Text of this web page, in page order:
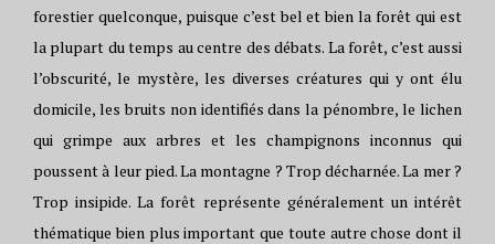
forestier quelconque, puisque c’est bel et bien la forêt qui est
la plupart du temps au centre des débats. La forêt, c’est aussi
l’obscurité, le mystère, les diverses créatures qui y ont élu
domicile, les bruits non identifiés dans la pénombre, le lichen
qui grimpe aux arbres et les champignons inconnus qui
poussent à leur pied. La montagne ? Trop décharnée. La mer ?
Trop insipide. La forêt représente généralement un intérêt
thématique bien plus important que toute autre chose dont il